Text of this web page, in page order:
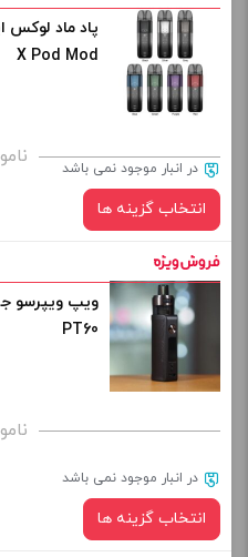
افزودن
برای فعال شدن سبد خرید و
از کادر بالا انتخاب کنید.
+
افزودن
X Pod Mod
در انبار موجود نمی باشد
انتخاب گزینه ها
برای فعال شدن سبد خرید و
+
PT60
در انبار موجود نمی باشد
انتخاب گزینه ها